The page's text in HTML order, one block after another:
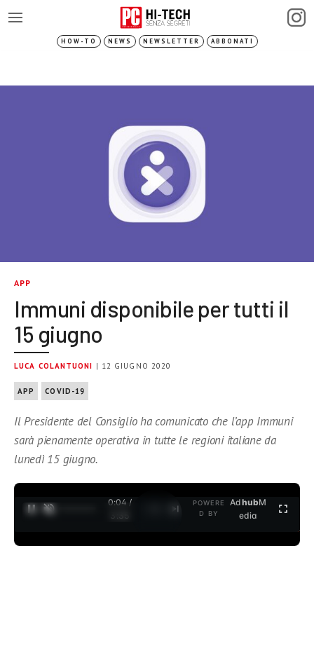
HOW-TO NEWS NEWSLETTER ABBONATI
APP
Immuni disponibile per tutti il
15 giugno
LUCA COLANTUONI | 12 GIUGNO 2020
APP COVID-19
Il Presidente del Consiglio ha comunicato che l’app Immuni
sarà pienamente operativa in tutte le regioni italiane da
lunedì 15 giugno.
0:04 /
3:35
POWERE
D BY
AdhubM
edia